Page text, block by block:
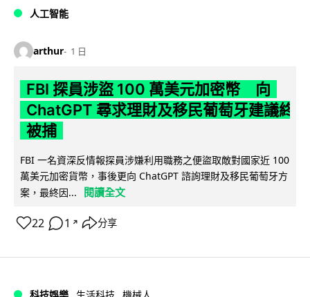
人工智能
arthur 1 日
FBI 探員涉盜 100 萬美元加密幣 向
ChatGPT 尋求理財及移民葡萄牙建議終
被捕
FBI 一名資深反情報探員涉嫌利用職務之便盜取敵對國家近 100
萬美元加密貨幣，事後更向 ChatGPT 諮詢理財及移民葡萄牙方
案，最終因...
閱讀全文
22 1 ↗ 分享